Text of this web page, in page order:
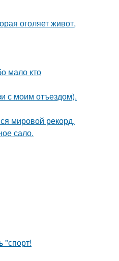
оголяет живот,
мало кто
с моим отъездом).
мировой рекорд.
сало.
"спорт!